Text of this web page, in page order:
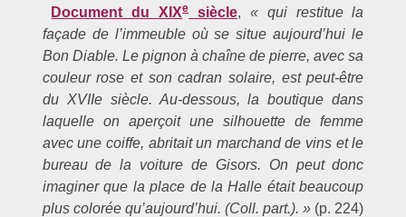
Document du XIXesiècle, « qui restitue la
façade de l’immeuble où se situe aujourd’hui le
Bon Diable. Le pignon à chaîne de pierre, avec sa
couleur rose et son cadran solaire, est peut-être
du XVIIe siècle. Au-dessous, la boutique dans
laquelle on aperçoit une silhouette de femme
avec une coiffe, abritait un marchand de vins et le
bureau de la voiture de Gisors. On peut donc
imaginer que la place de la Halle était beaucoup
plus colorée qu’aujourd’hui. (Coll. part.). » (p. 224)